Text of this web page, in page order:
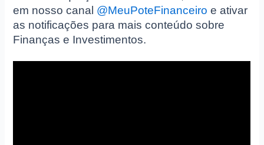
em nosso canal @MeuPoteFinanceiro e ativar
as notificações para mais conteúdo sobre
Finanças e Investimentos.